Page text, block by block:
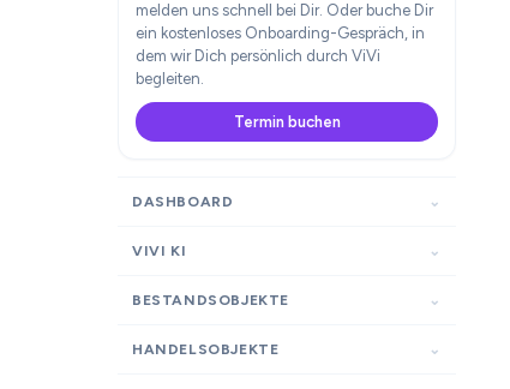
melden uns schnell bei Dir. Oder buche Dir
ein kostenloses Onboarding-Gespräch, in
dem wir Dich persönlich durch ViVi
begleiten.
Termin buchen
DASHBOARD
VIVI KI
BESTANDSOBJEKTE
HANDELSOBJEKTE